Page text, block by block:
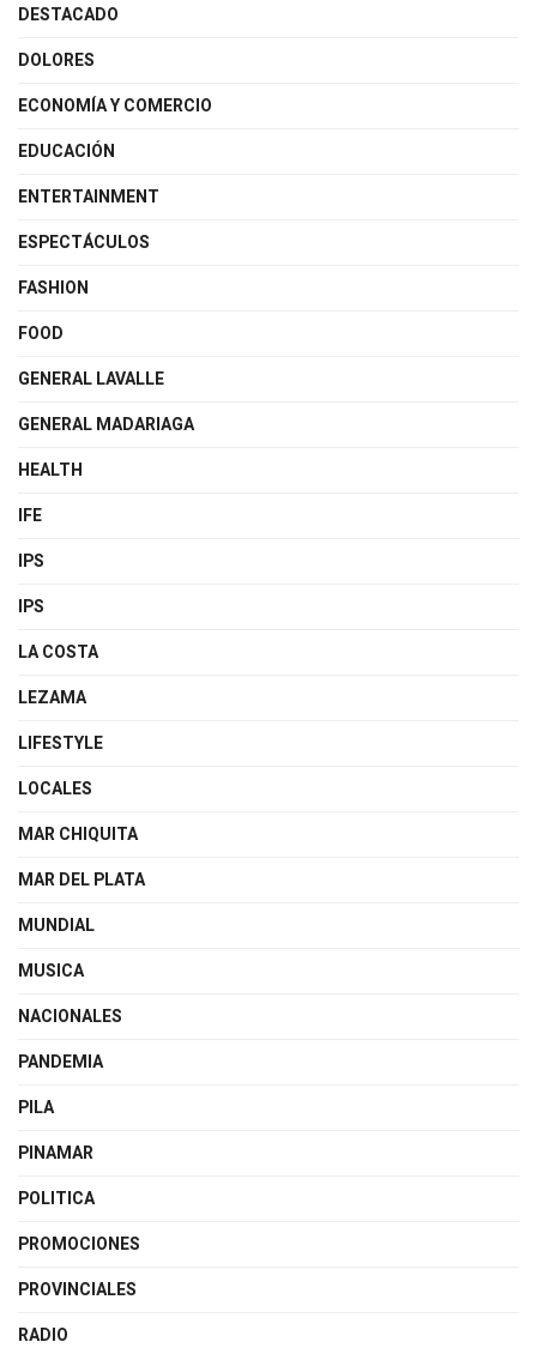
DESTACADO
DOLORES
ECONOMÍA Y COMERCIO
EDUCACIÓN
ENTERTAINMENT
ESPECTÁCULOS
FASHION
FOOD
GENERAL LAVALLE
GENERAL MADARIAGA
HEALTH
IFE
IPS
IPS
LA COSTA
LEZAMA
LIFESTYLE
LOCALES
MAR CHIQUITA
MAR DEL PLATA
MUNDIAL
MUSICA
NACIONALES
PANDEMIA
PILA
PINAMAR
POLITICA
PROMOCIONES
PROVINCIALES
RADIO